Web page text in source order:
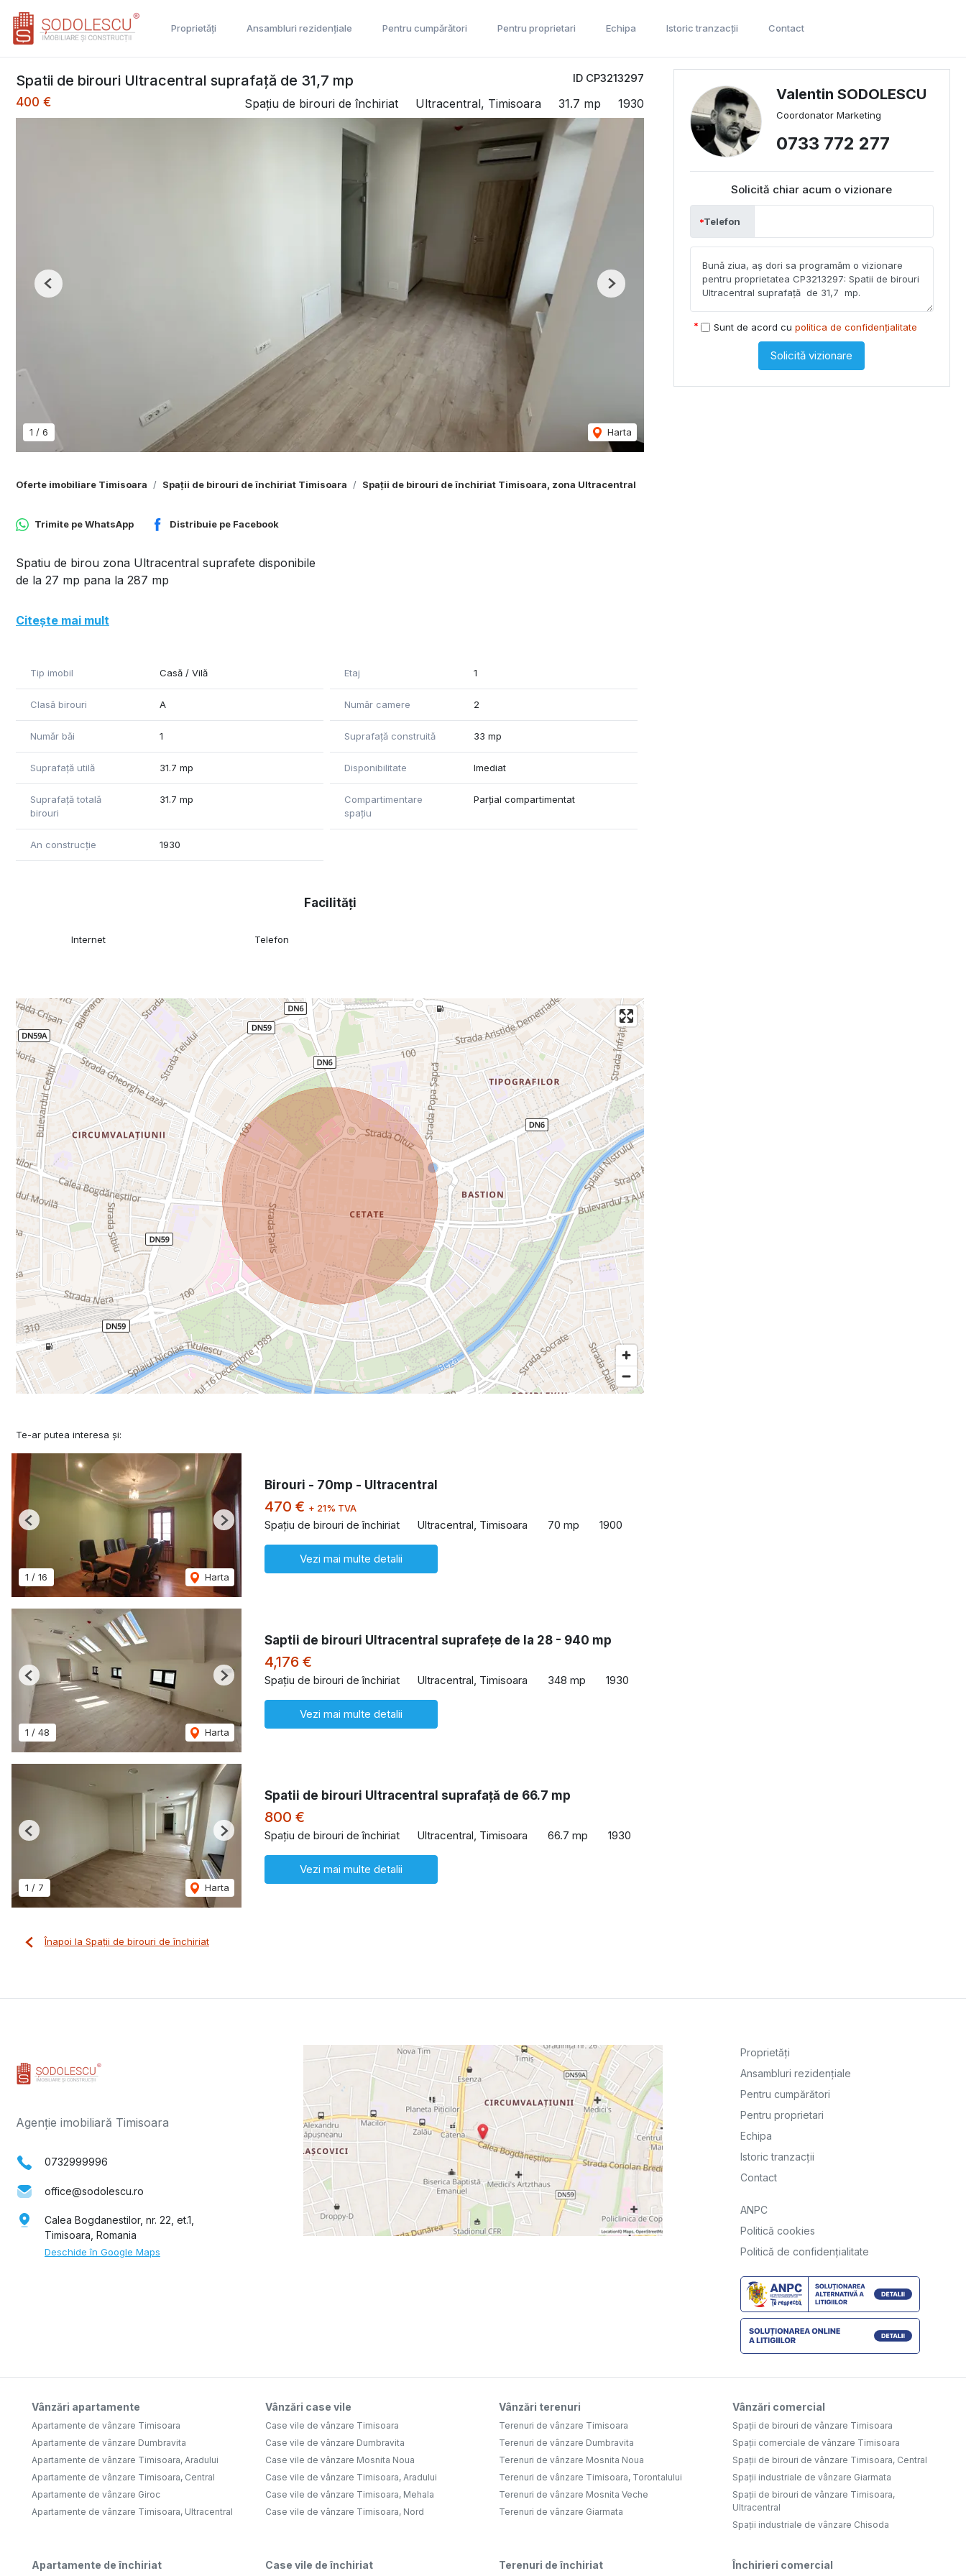
Proprietăți Ansambluri rezidențiale Pentru cumpărători Pentru proprietari Echipa Istoric tranzacții Contact
ID CP3213297
Spatii de birouri Ultracentral suprafață de 31,7 mp
400 € Spațiu de birouri de închiriat Ultracentral, Timisoara 31.7 mp 1930
1 / 6 Harta
Previous Next
Oferte imobiliare Timisoara Spații de birouri de închiriat Timisoara Spații de birouri de închiriat Timisoara, zona Ultracentral
Trimite peWhatsApp Distribuie pe Facebook
Spatiu de birou zona Ultracentral suprafete disponibile
de la 27 mp pana la 287 mp
Citește mai mult
Tip imobil Casă / Vilă Etaj 1
Clasă birouri A Număr camere 2
Număr băi 1 Suprafață construită 33 mp
Suprafață utilă 31.7 mp Disponibilitate Imediat
Suprafață totală
birouri
31.7 mp
Compartimentare
spațiu
Parțial compartimentat
An construcție 1930
Facilități
Internet Telefon
Valentin SODOLESCU
Coordonator Marketing
0733 772 277
Solicită chiar acum o vizionare
Telefon
Sunt de acord cu politica de confidențialitate
Solicită vizionare
Te-ar putea interesa și:
1 / 16 Harta
Previous Next
Birouri - 70mp - Ultracentral
470 € + 21% TVA
Spațiu de birouri de închiriat Ultracentral, Timisoara 70 mp 1900
Vezi mai multe detalii
1 / 48 Harta
Previous Next
Saptii de birouri Ultracentral suprafețe de la 28 - 940 mp
4,176 €
Spațiu de birouri de închiriat Ultracentral, Timisoara 348 mp 1930
Vezi mai multe detalii
1 / 7 Harta
Previous Next
Spatii de birouri Ultracentral suprafață de 66.7 mp
800 €
Spațiu de birouri de închiriat Ultracentral, Timisoara 66.7 mp 1930
Vezi mai multe detalii
Înapoi la Spații de birouri de închiriat
Agenție imobiliară Timisoara
0732999996
office@sodolescu.ro
Calea Bogdanestilor, nr. 22, et.1,
Timisoara, Romania
Deschide în Google Maps
Proprietăți
Ansambluri rezidențiale
Pentru cumpărători
Pentru proprietari
Echipa
Istoric tranzacții
Contact
ANPC
Politică cookies
Politică de confidențialitate
Vânzări apartamente
Apartamente de vânzare Timisoara
Apartamente de vânzare Dumbravita
Apartamente de vânzare Timisoara, Aradului
Apartamente de vânzare Timisoara, Central
Apartamente de vânzare Giroc
Apartamente de vânzare Timisoara, Ultracentral
Vânzări case vile
Case vile de vânzare Timisoara
Case vile de vânzare Dumbravita
Case vile de vânzare Mosnita Noua
Case vile de vânzare Timisoara, Aradului
Case vile de vânzare Timisoara, Mehala
Case vile de vânzare Timisoara, Nord
Vânzări terenuri
Terenuri de vânzare Timisoara
Terenuri de vânzare Dumbravita
Terenuri de vânzare Mosnita Noua
Terenuri de vânzare Timisoara, Torontalului
Terenuri de vânzare Mosnita Veche
Terenuri de vânzare Giarmata
Vânzări comercial
Spații de birouri de vânzare Timisoara
Spații comerciale de vânzare Timisoara
Spații de birouri de vânzare Timisoara, Central
Spații industriale de vânzare Giarmata
Spații de birouri de vânzare Timisoara,
Ultracentral
Spații industriale de vânzare Chisoda
Apartamente de închiriat Case vile de închiriat Terenuri de închiriat Închirieri comercial